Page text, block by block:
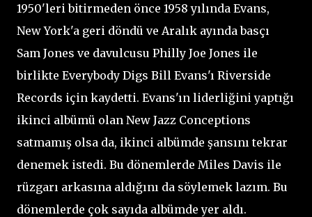
1950'leri bitirmeden önce 1958 yılında Evans,
New York'a geri döndü ve Aralık ayında basçı
Sam Jones ve davulcusu Philly Joe Jones ile
birlikte Everybody Digs Bill Evans'ı Riverside
Records için kaydetti. Evans'ın liderliğini yaptığı
ikinci albümü olan New Jazz Conceptions
satmamış olsa da, ikinci albümde şansını tekrar
denemek istedi. Bu dönemlerde Miles Davis ile
rüzgarı arkasına aldığını da söylemek lazım. Bu
dönemlerde çok sayıda albümde yer aldı.